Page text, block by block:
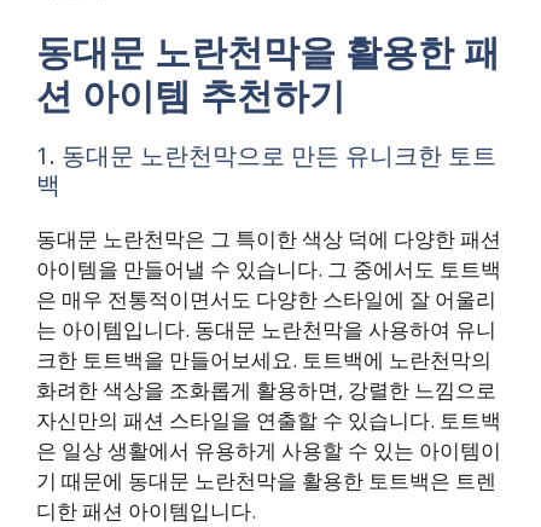
동대문 노란천막을 활용한 패
션 아이템 추천하기
1. 동대문 노란천막으로 만든 유니크한 토트
백
동대문 노란천막은 그 특이한 색상 덕에 다양한 패션
아이템을 만들어낼 수 있습니다. 그 중에서도 토트백
은 매우 전통적이면서도 다양한 스타일에 잘 어울리
는 아이템입니다. 동대문 노란천막을 사용하여 유니
크한 토트백을 만들어보세요. 토트백에 노란천막의
화려한 색상을 조화롭게 활용하면, 강렬한 느낌으로
자신만의 패션 스타일을 연출할 수 있습니다. 토트백
은 일상 생활에서 유용하게 사용할 수 있는 아이템이
기 때문에 동대문 노란천막을 활용한 토트백은 트렌
디한 패션 아이템입니다.